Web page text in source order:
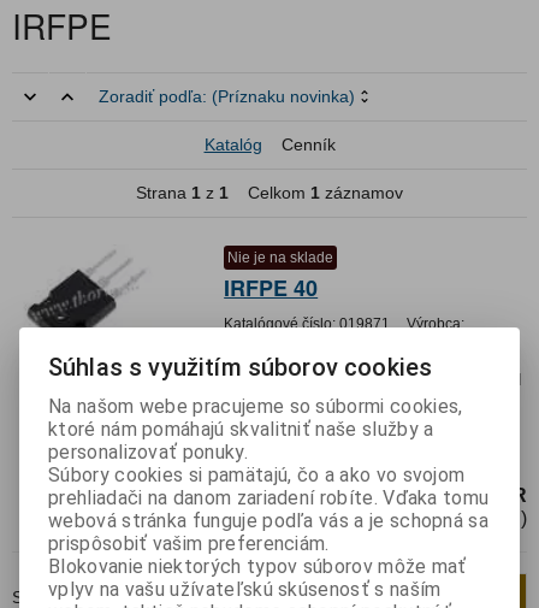
IRFPE
Zoradiť podľa: (Príznaku novinka)
Katalóg Cenník
Strana 1 z 1 Celkom 1 záznamov
Nie je na sklade
IRFPE 40
Katalógové číslo: 019871 Výrobca:
Záruka (mesiacov):
24
Termín dodania(prac.dni)-platí pre sklad
LIESKOVEC :neznámy
Transistor unipolar N-MOSFET 800V 5.4A
150W TO247AC
3,25 EUR
2,71 EUR (Cena bez DPH)
Strana1z 1Celkom1záznamov
Súhlas s využitím súborov cookies
Na našom webe pracujeme so súbormi cookies,
ktoré nám pomáhajú skvalitniť naše služby a
personalizovať ponuky.
Súbory cookies si pamätajú, čo a ako vo svojom
prehliadači na danom zariadení robíte. Vďaka tomu
webová stránka funguje podľa vás a je schopná sa
prispôsobiť vašim preferenciám.
Blokovanie niektorých typov súborov môže mať
vplyv na vašu užívateľskú skúsenosť s naším